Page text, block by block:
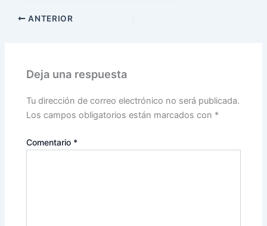
ANTERIOR
Deja una respuesta
Tu dirección de correo electrónico no será publicada.
Los campos obligatorios están marcados con *
Comentario *